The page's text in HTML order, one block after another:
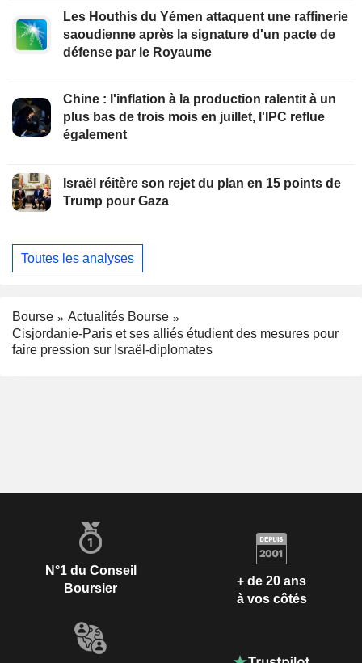
Les Houthis du Yémen attaquent une raffinerie
saoudienne après la signature d'un pacte de
défense par le Royaume
Chine : l'inflation à la production ralentit à un
plus bas de trois mois en juillet, l'IPC reflue
également
Israël réitère son rejet du plan en 15 points de
Trump pour Gaza
Toutes les analyses
Bourse
Actualités Bourse
Cisjordanie-Paris et ses alliés étudient des mesures pour
faire pression sur Israël-diplomates
N°1 du Conseil
Boursier
+ de 20 ans
à vos côtés